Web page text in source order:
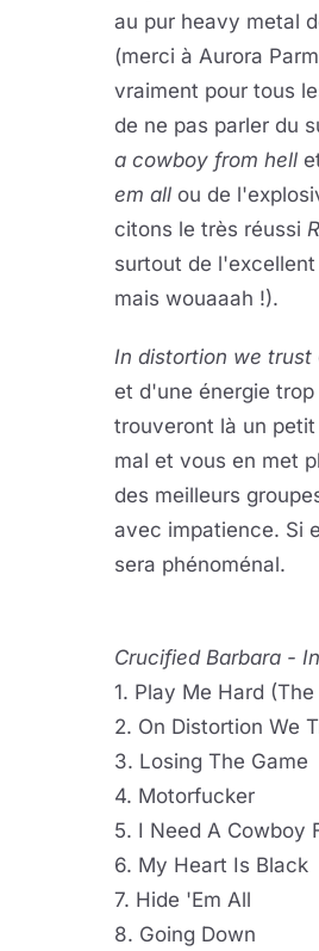
au pur heavy metal
(merci à Aurora
vraiment pour tous
de ne pas parler du
a cowboy from hell
em all ou de
citons le très réussi
surtout de l'excellent
mais wouaaah !).
In distortion we trust
et d'une énergie
trouveront là un
mal et vous en met
des meilleurs
avec impatience. Si
sera phénoménal.
Crucified Barbara -
1. Play Me Hard
2. On Distortion We
3. Losing The Game
4. Motorfucker
5. I Need A Cowboy
6. My Heart Is Black
7. Hide 'Em All
8. Going Down